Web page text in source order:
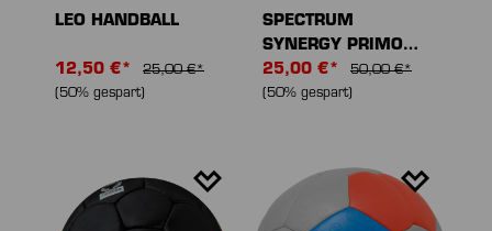
LEO HANDBALL
12,50 €*
25,00 €*
(50% gespart)
SPECTRUM
SYNERGY PRIMO
GAME CHANGER
HANDBALL
25,00 €*
50,00 €*
(50% gespart)